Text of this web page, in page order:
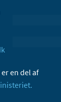
en del af